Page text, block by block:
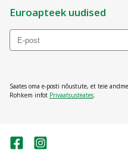
Euroapteek uudised
Saates oma e-posti nõustute, et teie
Rohkem infot Privaatsusteates.